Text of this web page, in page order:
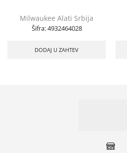
Milwaukee Alati Srbija
Šifra:4932464028
DODAJ U ZAHTEV